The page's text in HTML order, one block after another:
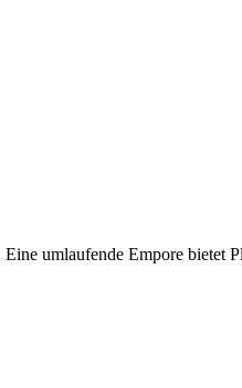
umlaufende Empore bietet